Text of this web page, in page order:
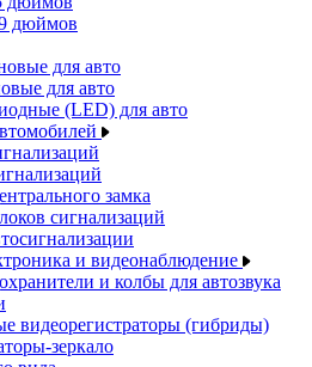
дюймов
для авто
для авто
(LED) для авто
замка
сигнализаций
и видеонаблюдение
и колбы для автозвука
видеорегистраторы (гибриды)
зеркало